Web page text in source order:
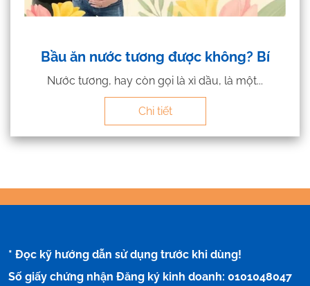
Bầu ăn nước tương được không? Bí
Nước tương, hay còn gọi là xì dầu, là một...
Chi tiết
* Đọc kỹ hướng dẫn sử dụng trước khi dùng!
Số giấy chứng nhận Đăng ký kinh doanh: 0101048047